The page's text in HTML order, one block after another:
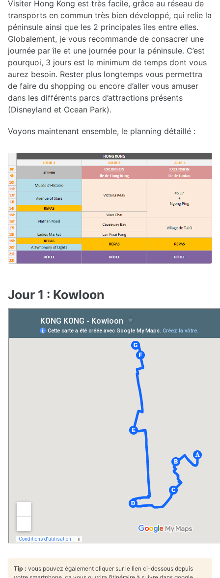
Visiter Hong Kong est très facile, grâce au réseau de
transports en commun très bien développé, qui relie la
péninsule ainsi que les 2 principales îles entre elles.
Globalement, je vous recommande de consacrer une
journée par île et une journée pour la péninsule. C’est
pourquoi, 3 jours est le minimum de temps dont vous
aurez besoin. Rester plus longtemps vous permettra
de faire du shopping ou encore d’aller vous amuser
dans les différents parcs d’attractions présents
(Disneyland et Ocean Park).
Voyons maintenant ensemble, le planning détaillé :
Jour 1 : Kowloon
Tip : vous pouvez également cliquer sur le lien ci-dessous depuis